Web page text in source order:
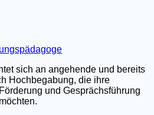
sich an angehende und bereits
Hochbegabung, die ihre
und Gesprächsführung